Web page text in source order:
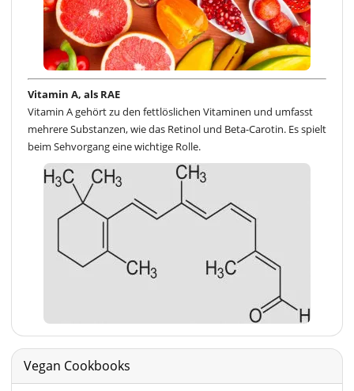
Vitamin A, als RAE
Vitamin A gehört zu den fettlöslichen Vitaminen und umfasst
mehrere Substanzen, wie das Retinol und Beta-Carotin. Es spielt
beim Sehvorgang eine wichtige Rolle.
Vegan Cookbooks